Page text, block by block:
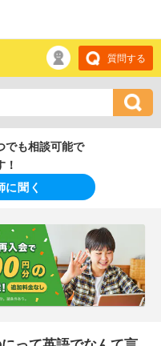
質問する
でも相談可能で
！
に聞く